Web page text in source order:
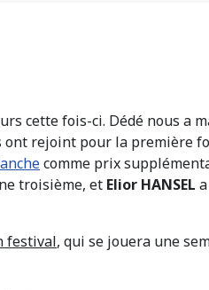
cette fois-ci. Dédé nous a
rejoint pour la première
comme prix
troisième, et Elior HANSEL
festival, qui se jouera une